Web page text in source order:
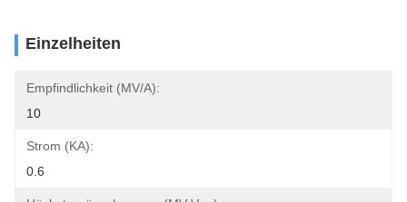
Einzelheiten
Empfindlichkeit (mV/A):
10
Strom (KA):
0.6